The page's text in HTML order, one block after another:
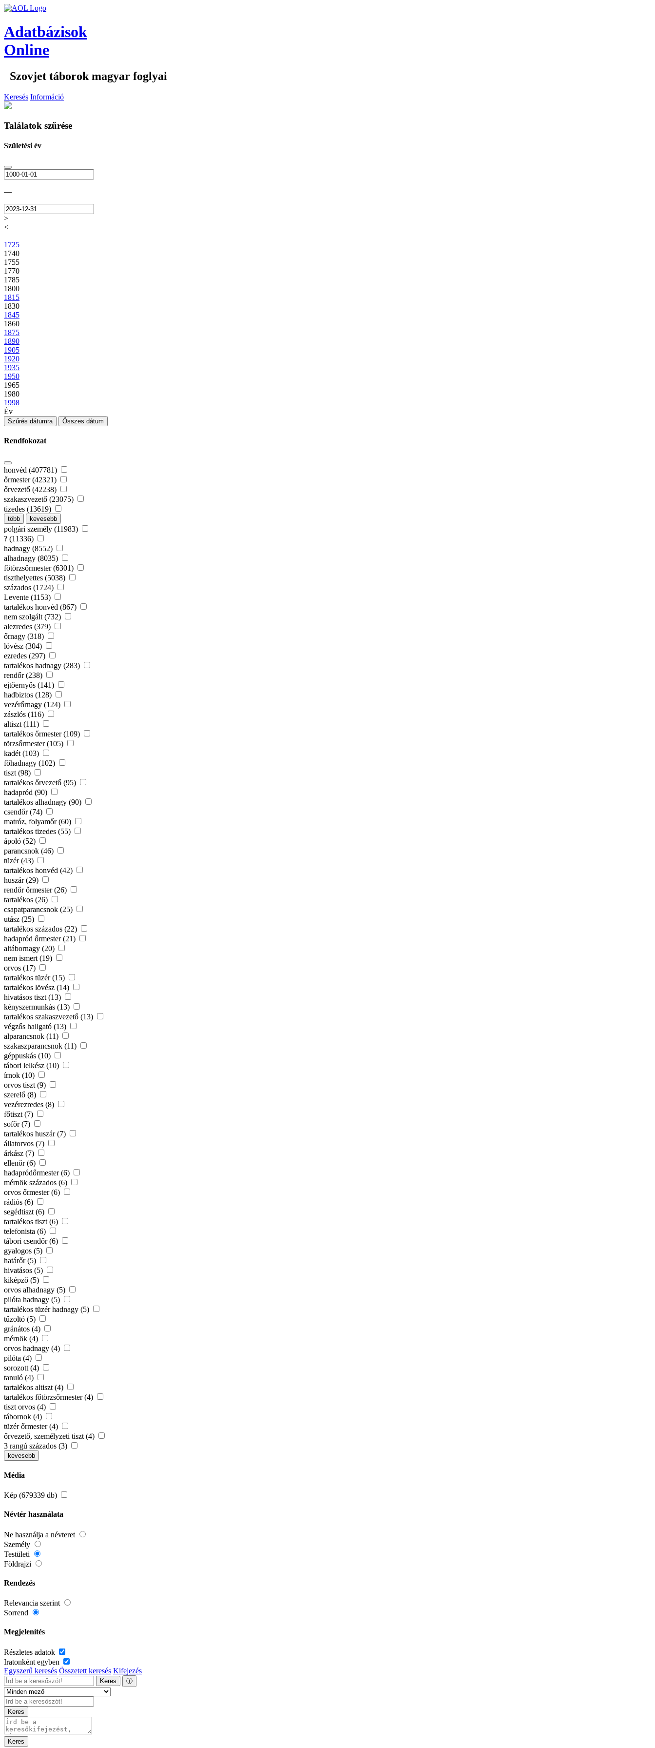
Adatbázisok
Online
Szovjet táborok magyar foglyai
Keresés Információ
Találatok szűrése
Születési év
—
>
<
1725
1740
1755
1770
1785
1800
1815
1830
1845
1860
1875
1890
1905
1920
1935
1950
1965
1980
1998
Év
Szűrés dátumra Összes dátum
Rendfokozat
honvéd (407781)
őrmester (42321)
őrvezető (42238)
szakaszvezető (23075)
tizedes (13619)
több kevesebb
polgári személy (11983)
? (11336)
hadnagy (8552)
alhadnagy (8035)
főtörzsőrmester (6301)
tiszthelyettes (5038)
százados (1724)
Levente (1153)
tartalékos honvéd (867)
nem szolgált (732)
alezredes (379)
őrnagy (318)
lövész (304)
ezredes (297)
tartalékos hadnagy (283)
rendőr (238)
ejtőernyős (141)
hadbiztos (128)
vezérőrnagy (124)
zászlós (116)
altiszt (111)
tartalékos őrmester (109)
törzsőrmester (105)
kadét (103)
főhadnagy (102)
tiszt (98)
tartalékos őrvezető (95)
hadapród (90)
tartalékos alhadnagy (90)
csendőr (74)
matróz, folyamőr (60)
tartalékos tizedes (55)
ápoló (52)
parancsnok (46)
tüzér (43)
tartalékos honvéd (42)
huszár (29)
rendőr őrmester (26)
tartalékos (26)
csapatparancsnok (25)
utász (25)
tartalékos százados (22)
hadapród őrmester (21)
altábornagy (20)
nem ismert (19)
orvos (17)
tartalékos tüzér (15)
tartalékos lövész (14)
hivatásos tiszt (13)
kényszermunkás (13)
tartalékos szakaszvezető (13)
végzős hallgató (13)
alparancsnok (11)
szakaszparancsnok (11)
géppuskás (10)
tábori lelkész (10)
írnok (10)
orvos tiszt (9)
szerelő (8)
vezérezredes (8)
főtiszt (7)
sofőr (7)
tartalékos huszár (7)
állatorvos (7)
árkász (7)
ellenőr (6)
hadapródőrmester (6)
mérnök százados (6)
orvos őrmester (6)
rádiós (6)
segédtiszt (6)
tartalékos tiszt (6)
telefonista (6)
tábori csendőr (6)
gyalogos (5)
határőr (5)
hivatásos (5)
kiképző (5)
orvos alhadnagy (5)
pilóta hadnagy (5)
tartalékos tüzér hadnagy (5)
tűzoltó (5)
gránátos (4)
mérnök (4)
orvos hadnagy (4)
pilóta (4)
sorozott (4)
tanuló (4)
tartalékos altiszt (4)
tartalékos főtörzsőrmester (4)
tiszt orvos (4)
tábornok (4)
tüzér őrmester (4)
őrvezető, személyzeti tiszt (4)
3 rangú százados (3)
kevesebb
Média
Kép (679339 db)
Névtér használata
Ne használja a névteret
Személy
Testületi
Földrajzi
Rendezés
Relevancia szerint
Sorrend
Megjelenítés
Részletes adatok
Iratonként egyben
Egyszerű keresés Összetett keresés Kifejezés
Keres ⓘ
Keres
Keres